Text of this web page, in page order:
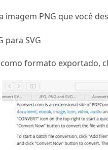
imagem PNG que você
para SVG
formato exportado,